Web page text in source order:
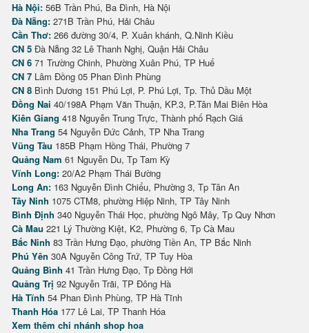
Hà Nội: 56B Trần Phú, Ba Đình, Hà Nội
Đà Nẵng: 271B Trần Phú, Hải Châu
Cần Thơ: 266 đường 30/4, P. Xuân khánh, Q.Ninh Kiều
CN 5 Đà Nẵng 32 Lê Thanh Nghị, Quận Hải Châu
CN 6 71 Trường Chinh, Phường Xuân Phú, TP Huế
CN 7 Lâm Đồng 05 Phan Đình Phùng
CN 8 Bình Dương 151 Phú Lợi, P. Phú Lợi, Tp. Thủ Dầu Một
Đồng Nai 40/198A Phạm Văn Thuận, KP.3, P.Tân Mai Biên Hòa
Kiên Giang 418 Nguyễn Trung Trực, Thành phố Rạch Giá
Nha Trang 54 Nguyễn Đức Cảnh, TP Nha Trang
Vũng Tàu 185B Phạm Hồng Thái, Phường 7
Quảng Nam 61 Nguyễn Du, Tp Tam Kỳ
Vĩnh Long: 20/A2 Phạm Thái Bường
Long An: 163 Nguyễn Đình Chiểu, Phường 3, Tp Tân An
Tây Ninh 1075 CTM8, phường Hiệp Ninh, TP Tây Ninh
Bình Định 340 Nguyễn Thái Học, phường Ngô Mây, Tp Quy Nhơn
Cà Mau 221 Lý Thường Kiệt, K2, Phường 6, Tp Cà Mau
Bắc Ninh 83 Trần Hưng Đạo, phường Tiền An, TP Bắc Ninh
Phú Yên 30A Nguyễn Công Trứ, TP Tuy Hòa
Quảng Bình 41 Trần Hưng Đạo, Tp Đồng Hới
Quảng Trị 92 Nguyễn Trãi, TP Đông Hà
Hà Tĩnh 54 Phan Đình Phùng, TP Hà Tĩnh
Thanh Hóa 177 Lê Lai, TP Thanh Hóa
Xem thêm chi nhánh shop hoa